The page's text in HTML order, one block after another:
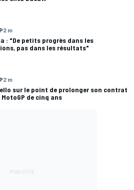
2 m
: "De petits progrès dans les
pas dans les résultats"
2 m
sur le point de prolonger son contrat
MotoGP de cinq ans